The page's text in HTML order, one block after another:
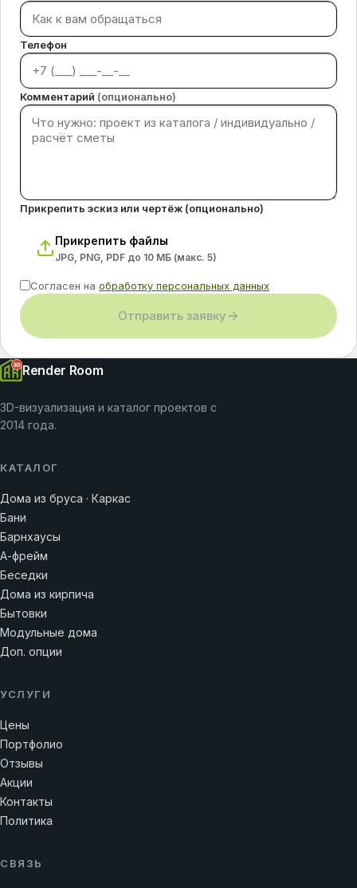
Телефон
Комментарий (опционально)
Прикрепить эскиз или чертёж (опционально)
Прикрепить файлы
JPG, PNG, PDF до 10 МБ (макс. 5)
Согласен на обработку персональных данных
Отправить заявку
Render Room
3D-визуализация и каталог проектов с
2014 года.
КАТАЛОГ
Дома из бруса · Каркас
Бани
Барнхаусы
А-фрейм
Беседки
Дома из кирпича
Бытовки
Модульные дома
Доп. опции
УСЛУГИ
Цены
Портфолио
Отзывы
Акции
Контакты
Политика
СВЯЗЬ